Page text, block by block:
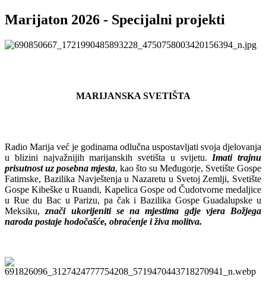
Marijaton 2026 - Specijalni projekti
MARIJANSKA SVETIŠTA
Radio Marija već je godinama odlučna uspostavljati svoja djelovanja
u blizini najvažnijih marijanskih svetišta u svijetu. Imati trajnu
prisutnost uz posebna mjesta, kao što su Međugorje, Svetište Gospe
Fatimske, Bazilika Navještenja u Nazaretu u Svetoj Zemlji, Svetište
Gospe Kibeške u Ruandi, Kapelica Gospe od Čudotvorne medaljice
u Rue du Bac u Parizu, pa čak i Bazilika Gospe Guadalupske u
Meksiku, znači ukorijeniti se na mjestima gdje vjera Božjega
naroda postaje hodočašće, obraćenje i živa molitva.